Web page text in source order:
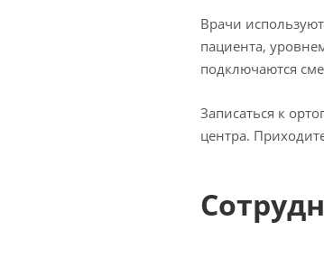
Врачи
пациента,
подключаются
Записаться к
центра.